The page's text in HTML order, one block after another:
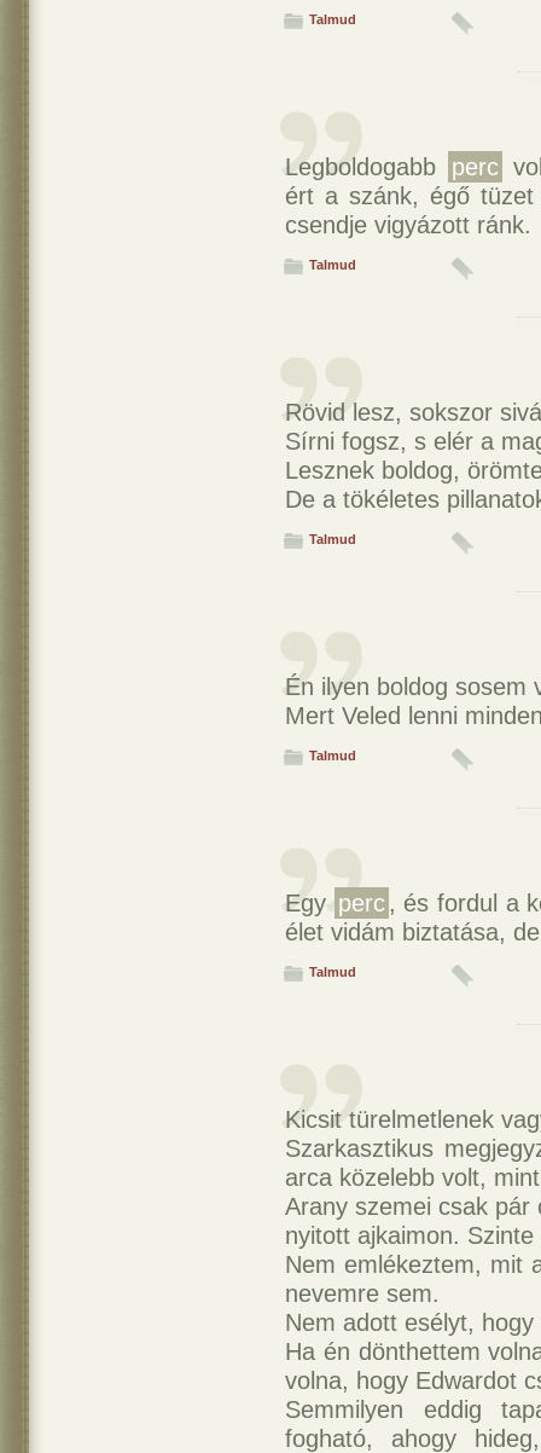
Talmud
Legboldogabb perc
ért a szánk, égő
csendje vigyázott ránk.
Talmud
Rövid lesz, sokszor
Sírni fogsz, s elér a
Lesznek boldog,
De a tökéletes
Talmud
Én ilyen boldog sosem
Mert Veled lenni
Talmud
Egy perc , és fordul a
élet vidám biztatása,
Talmud
Kicsit türelmetlenek
Szarkasztikus
arca közelebb volt,
Arany szemei csak
nyitott ajkaimon.
Nem emlékeztem, mit
nevemre sem.
Nem adott esélyt,
Ha én dönthettem
volna, hogy Edwardot
Semmilyen eddig
fogható, ahogy